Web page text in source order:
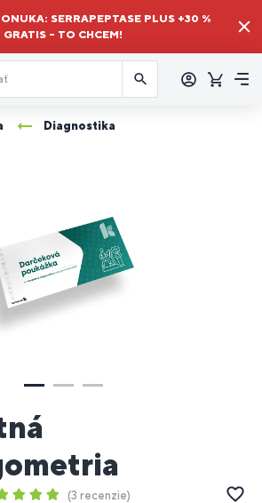
SERRAPEPTASE PLUS +30 %
GRATIS – TO CHCEM!
sa
Košík
Diagnostika
3 recenzie